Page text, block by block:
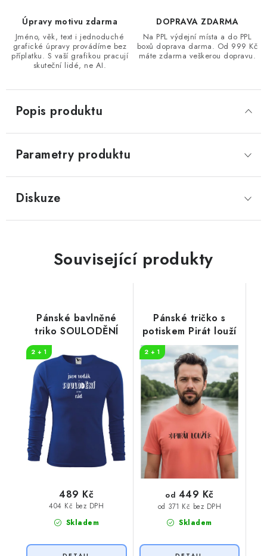
Úpravy motivu zdarma
Jméno, věk, text i jednoduché
grafické úpravy provádíme bez
příplatku. S vaší grafikou pracují
skuteční lidé, ne AI.
DOPRAVA ZDARMA
Na PPL výdejní místa a do PPL
boxů doprava darma. Od 999 Kč
máte zdarma veškerou dopravu.
Popis produktu
Parametry produktu
Diskuze
Související produkty
Pánské bavlněné
triko SOULODĚNÍ
2 + 1
Skladem
404 Kč bez DPH
489 Kč
Pánské tričko s
potiskem Pirát louží
2 + 1
Skladem
od 371 Kč bez DPH
od 449 Kč